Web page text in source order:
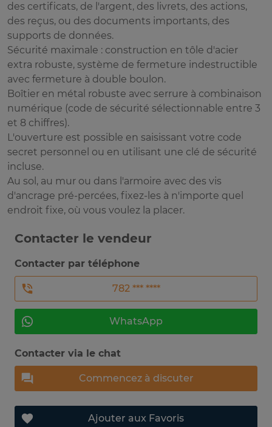
des certificats, de l'argent, des livrets, des actions,
des reçus, ou des documents importants, des
supports de données.
Sécurité maximale : construction en tôle d'acier
extra robuste, système de fermeture indestructible
avec fermeture à double boulon.
Boîtier en métal robuste avec serrure à combinaison
numérique (code de sécurité sélectionnable entre 3
et 8 chiffres).
L'ouverture est possible en saisissant votre code
secret personnel ou en utilisant une clé de sécurité
incluse.
Au sol, au mur ou dans l'armoire avec des vis
d'ancrage pré-percées, fixez-les à n'importe quel
endroit fixe, où vous voulez la placer.
Contacter le vendeur
Contacter par téléphone
782 *** ****
WhatsApp
Contacter via le chat
Commencez à discuter
Ajouter aux Favoris